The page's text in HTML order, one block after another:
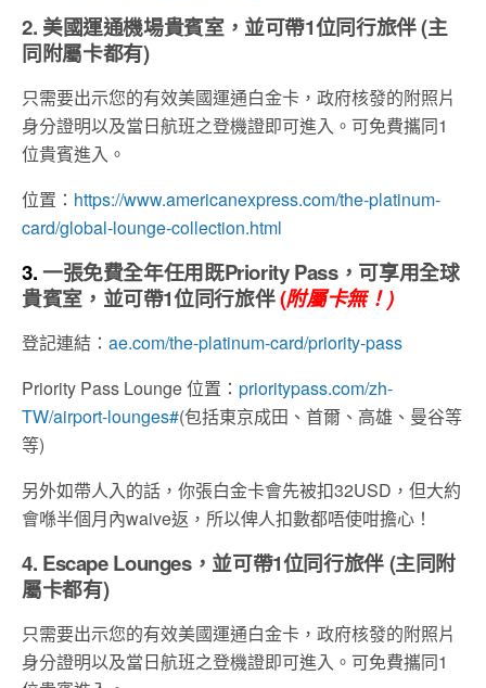
2. 美國運通機場貴賓室，並可帶1位同行旅伴 (主
同附屬卡都有)
只需要出示您的有效美國運通白金卡，政府核發的附照片
身分證明以及當日航班之登機證即可進入。可免費攜同1
位貴賓進入。
位置： https://www.americanexpress.com/the-platinum-
card/global-lounge-collection.html
3.一張免費全年任用既Priority Pass，可享用全球
貴賓室，並可帶1位同行旅伴(附屬卡無！)
登記連結： ae.com/the-platinum-card/priority-pass
Priority Pass Lounge 位置： prioritypass.com/zh-
TW/airport-lounges#(包括東京成田、首爾、高雄、曼谷等
等)
另外如帶人入的話，你張白金卡會先被扣32USD，但大約
會喺半個月內waive返，所以俾人扣數都唔使咁擔心！
4. Escape Lounges，並可帶1位同行旅伴 (主同附
屬卡都有)
只需要出示您的有效美國運通白金卡，政府核發的附照片
身分證明以及當日航班之登機證即可進入。可免費攜同1